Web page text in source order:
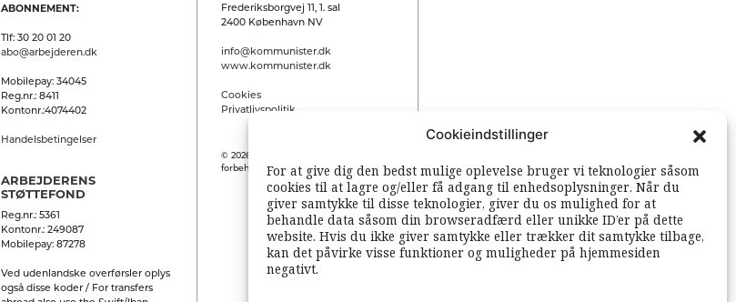
Cookieindstillinger
For at give dig den bedst mulige oplevelse bruger vi teknologier såsom
cookies til at lagre og/eller få adgang til enhedsoplysninger. Når du
giver samtykke til disse teknologier, giver du os mulighed for at
behandle data såsom din browseradfærd eller unikke ID’er på dette
website. Hvis du ikke giver samtykke eller trækker dit samtykke tilbage,
kan det påvirke visse funktioner og muligheder på hjemmesiden
negativt.
ABONNEMENT:
Tlf: 30 20 01 20
abo@arbejderen.dk
Mobilepay: 34045
Reg.nr.: 8411
Kontonr.:4074402
Handelsbetingelser
ARBEJDERENS
STØTTEFOND
Reg.nr.: 5361
Kontonr.: 249087
Mobilepay: 87278
Ved udenlandske overførsler oplys
også disse koder / For transfers
Frederiksborgvej 11, 1. sal
2400 København NV
info@kommunister.dk
www.kommunister.dk
Cookies
Privatlivspolitik
© 2026 Arbejderen. Alle rettigheder
forbeholdes.